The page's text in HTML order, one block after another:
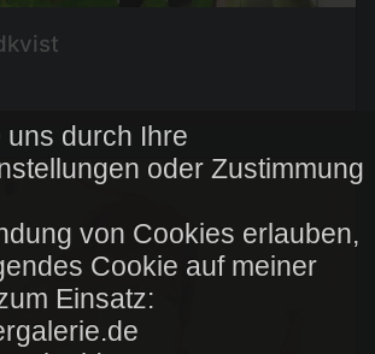
uns durch Ihre
oder Zustimmung
von Cookies erlauben,
Cookie auf meiner
Einsatz: